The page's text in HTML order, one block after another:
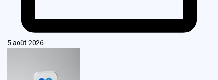
5 août 2026